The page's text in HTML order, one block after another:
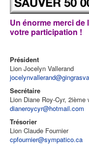
Un énorme merci
votre participation !
Président
Lion Jocelyn Vallerand
Secrétaire
Lion Diane Roy-Cyr, 2ième
dianeroycyr@hotmail.com
Trésorier
Lion Claude Fournier
cpfournier@sympatico.ca